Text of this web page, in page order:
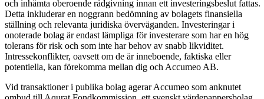
och inhämta oberoende rådgivning innan ett investeringsbeslut fattas.
Detta inkluderar en noggrann bedömning av bolagets finansiella
ställning och relevanta juridiska överväganden. Investeringar i
onoterade bolag är endast lämpliga för investerare som har en hög
tolerans för risk och som inte har behov av snabb likviditet.
Intressekonflikter, oavsett om de är inneboende, faktiska eller
potentiella, kan förekomma mellan dig och Accumeo AB.
Vid transaktioner i publika bolag agerar Accumeo som anknutet